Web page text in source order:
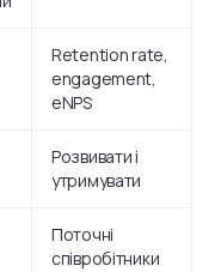
Retention rate,
engagement,
eNPS
Розвивати і
утримувати
Поточні
співробітники